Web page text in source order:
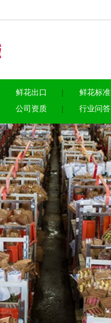
鲜花出口 鲜花标准
公司资质 行业问答